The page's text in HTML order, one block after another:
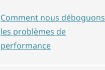
Comment nous déboguons
les problèmes de
performance